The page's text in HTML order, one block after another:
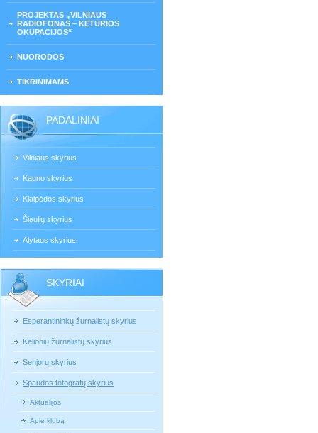
PROJEKTAS „VILNIAUS
RADIOFONAS – KETURIOS
OKUPACIJOS“
NUORODOS
TIKRINIMAMS
PADALINIAI
Vilniaus skyrius
Kauno skyrius
Klaipėdos skyrius
Šiaulių skyrius
Alytaus skyrius
SKYRIAI
Esperantininkų žurnalistų skyrius
Kelionių žurnalistų skyrius
Senjorų skyrius
Spaudos fotografų skyrius
Aktualijos
Apie klubą